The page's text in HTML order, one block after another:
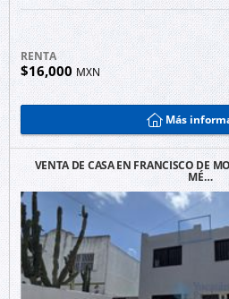
RENTA
$16,000MXN
Más
VENTA DE CASA EN FRANCISCO DE
MÉ…